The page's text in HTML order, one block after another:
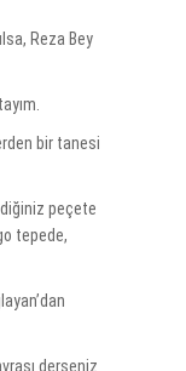
Reza Bey
bir tanesi
peçete
tepede,
derseniz